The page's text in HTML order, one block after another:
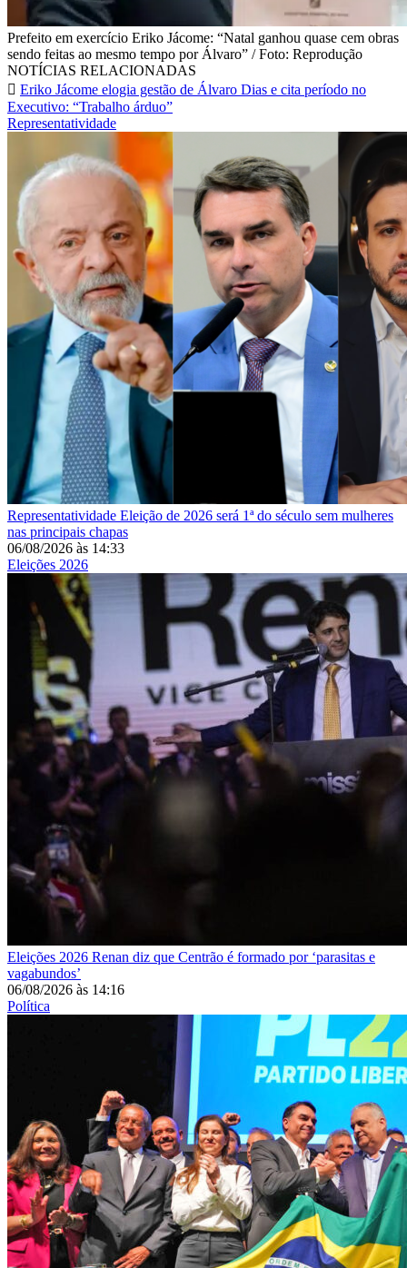
Prefeito em exercício Eriko Jácome: “Natal ganhou quase cem obras
sendo feitas ao mesmo tempo por Álvaro” / Foto: Reprodução
NOTÍCIAS RELACIONADAS
Eriko Jácome elogia gestão de Álvaro Dias e cita período no
Executivo: “Trabalho árduo”
Representatividade
Representatividade Eleição de 2026 será 1ª do século sem mulheres
nas principais chapas
06/08/2026 às 14:33
Eleições 2026
Eleições 2026 Renan diz que Centrão é formado por ‘parasitas e
vagabundos’
06/08/2026 às 14:16
Política